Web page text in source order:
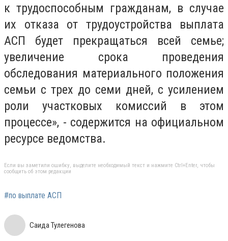
к трудоспособным гражданам, в случае
их отказа от трудоустройства выплата
АСП будет прекращаться всей семье;
увеличение срока проведения
обследования материального положения
семьи с трех до семи дней, с усилением
роли участковых комиссий в этом
процессе», - содержится на официальном
ресурсе ведомства.
Если вы заметили ошибку, выделите необходимый текст и нажмите Ctrl+Enter, чтобы
сообщить об этом редакции
#по выплате АСП
Саида Тулегенова